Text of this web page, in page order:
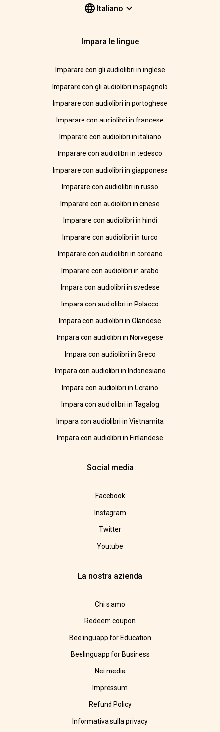
Italiano
Impara le lingue
Imparare con gli audiolibri in inglese
Imparare con gli audiolibri in spagnolo
Imparare con audiolibri in portoghese
Imparare con audiolibri in francese
Imparare con audiolibri in italiano
Imparare con audiolibri in tedesco
Imparare con audiolibri in giapponese
Imparare con audiolibri in russo
Imparare con audiolibri in cinese
Imparare con audiolibri in hindi
Imparare con audiolibri in turco
Imparare con audiolibri in coreano
Imparare con audiolibri in arabo
Impara con audiolibri in svedese
Impara con audiolibri in Polacco
Impara con audiolibri in Olandese
Impara con audiolibri in Norvegese
Impara con audiolibri in Greco
Impara con audiolibri in Indonesiano
Impara con audiolibri in Ucraino
Impara con audiolibri in Tagalog
Impara con audiolibri in Vietnamita
Impara con audiolibri in Finlandese
Social media
Facebook
Instagram
Twitter
Youtube
La nostra azienda
Chi siamo
Redeem coupon
Beelinguapp for Education
Beelinguapp for Business
Nei media
Impressum
Refund Policy
Informativa sulla privacy